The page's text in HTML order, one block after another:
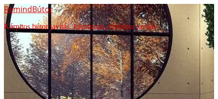
RemindBútor
Kárpitos bútor javítás, kárpitozás, bőrbútor javítás